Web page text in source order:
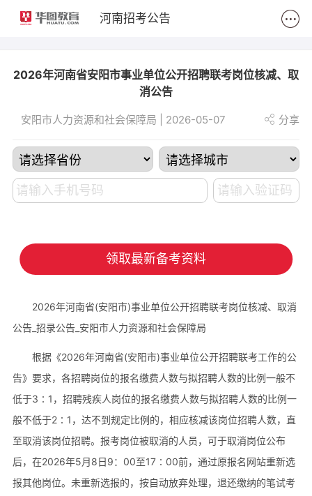
河南招考公告
2026年河南省安阳市事业单位公开招聘联考岗位核减、取
消公告
安阳市人力资源和社会保障局 | 2026-05-07 分享
领取最新备考资料
2026年河南省(安阳市)事业单位公开招聘联考岗位核减、取消
公告_招录公告_安阳市人力资源和社会保障局
根据《2026年河南省(安阳市)事业单位公开招聘联考工作的公
告》要求，各招聘岗位的报名缴费人数与拟招聘人数的比例一般不
低于3∶1，招聘残疾人岗位的报名缴费人数与拟招聘人数的比例一
般不低于2∶1，达不到规定比例的，相应核减该岗位招聘人数，直
至取消该岗位招聘。报考岗位被取消的人员，可于取消岗位公布
后，在2026年5月8日9：00至17∶00前，通过原报名网站重新选
报其他岗位。未重新选报的，按自动放弃处理，退还缴纳的笔试考